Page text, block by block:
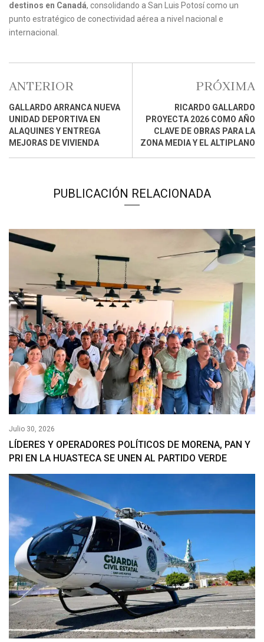
destinos en Canadá, consolidando a San Luis Potosí como un
punto estratégico de conectividad aérea a nivel nacional e
internacional.
ANTERIOR
GALLARDO ARRANCA NUEVA
UNIDAD DEPORTIVA EN
ALAQUINES Y ENTREGA
MEJORAS DE VIVIENDA
PRÓXIMA
RICARDO GALLARDO
PROYECTA 2026 COMO AÑO
CLAVE DE OBRAS PARA LA
ZONA MEDIA Y EL ALTIPLANO
PUBLICACIÓN RELACIONADA
Julio 30, 2026
LÍDERES Y OPERADORES POLÍTICOS DE MORENA, PAN Y
PRI EN LA HUASTECA SE UNEN AL PARTIDO VERDE